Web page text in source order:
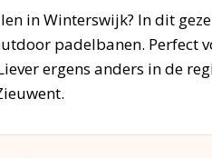
in Winterswijk? In dit
padelbanen. Perfect
ergens anders in de